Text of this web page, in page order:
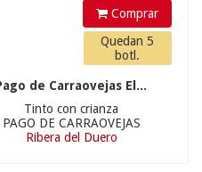
Comprar
Quedan 5
botl.
de Carraovejas El...
Tinto con crianza
PAGO DE CARRAOVEJAS
Ribera del Duero